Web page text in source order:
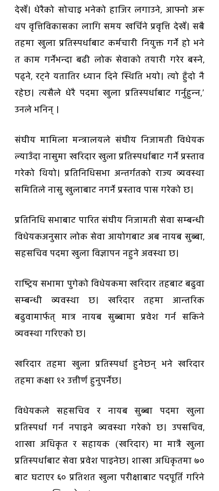
देखेँ। धेरैको सोचाइ भनेको हाजिर लगाउने, आफ्नो अरू
थप वृत्तिविकासका लागि समय खर्चिने प्रवृत्ति देखेँ। सबै
तहमा खुला प्रतिस्पर्धाबाट कर्मचारी नियुक्त गर्ने हो भने
त काम गर्नेभन्दा बढी लोक सेवाको तयारी गरेर बस्ने,
पढ्ने, रट्ने यतातिर ध्यान दिने स्थिति भयो। त्यो हुँदो नै
रहेछ। त्यसैले धेरै पदमा खुला प्रतिस्पर्धाबाट गर्नुहुन्न,’
उनले भनिन् ।
संघीय मामिला मन्त्रालयले संघीय निजामती विधेयक
ल्याउँदा नासुमा खरिदार खुला प्रतिस्पर्धाबाट गर्ने प्रस्ताव
गरेको थियो। प्रतिनिधिसभा अन्तर्गतको राज्य व्यवस्था
समितिले नासु खुलाबाट नगर्ने प्रस्ताव पास गरेको छ।
प्रतिनिधि सभाबाट पारित संघीय निजामती सेवा सम्बन्धी
विधेयकअनुसार लोक सेवा आयोगबाट अब नायब सुब्बा,
सहसचिव पदमा खुला विज्ञापन नहुने अवस्था छ।
राष्ट्रिय सभामा पुगेको विधेयकमा खरिदार तहबाट बढुवा
सम्बन्धी व्यवस्था छ। खरिदार तहमा आन्तरिक
बढुवामार्फत् मात्र नायब सुब्बामा प्रवेश गर्न सकिने
व्यवस्था गरिएको छ।
खरिदार तहमा खुला प्रतिस्पर्धा हुनेछन् भने खरिदार
तहमा कक्षा १२ उत्तीर्ण हुनुपर्नेछ।
विधेयकले सहसचिव र नायब सुब्बा पदमा खुला
प्रतिस्पर्धा गर्न नपाइने व्यवस्था गरेको छ। उपसचिव,
शाखा अधिकृत र सहायक (खरिदार) मा मात्रै खुला
प्रतिस्पर्धाबाट सेवा प्रवेश पाइनेछ। शाखा अधिकृतमा ७०
बाट घटाएर ६० प्रतिशत खुला परीक्षाबाट पदपूर्ति गरिने